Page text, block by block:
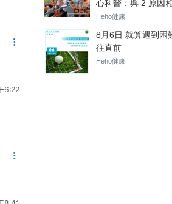
6:22